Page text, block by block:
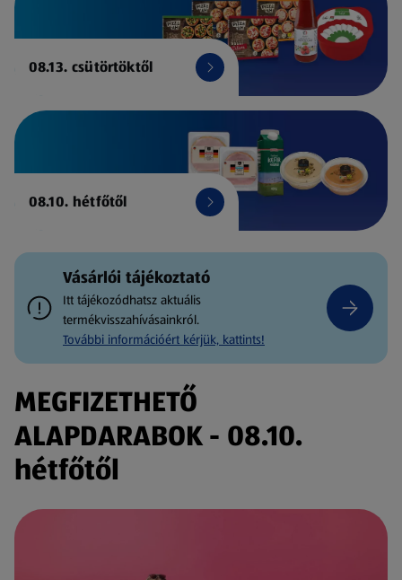
08.13. csütörtöktől
08.10. hétfőtől
Vásárlói tájékoztató
Itt tájékozódhatsz aktuális
termékvisszahívásainkról.
További információért kérjük, kattints!
MEGFIZETHETŐ
ALAPDARABOK - 08.10.
hétfőtől